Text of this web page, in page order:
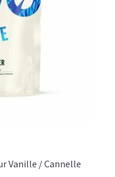
pic de glycémie,
et un allié parfait
plaisir d’un vrai café
Vanille / Cannelle